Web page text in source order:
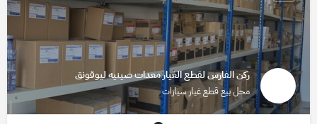
ركن الفارس لقطع الغيار معدات صينيه ليوقونق
محل بيع قطع غيار سيارات